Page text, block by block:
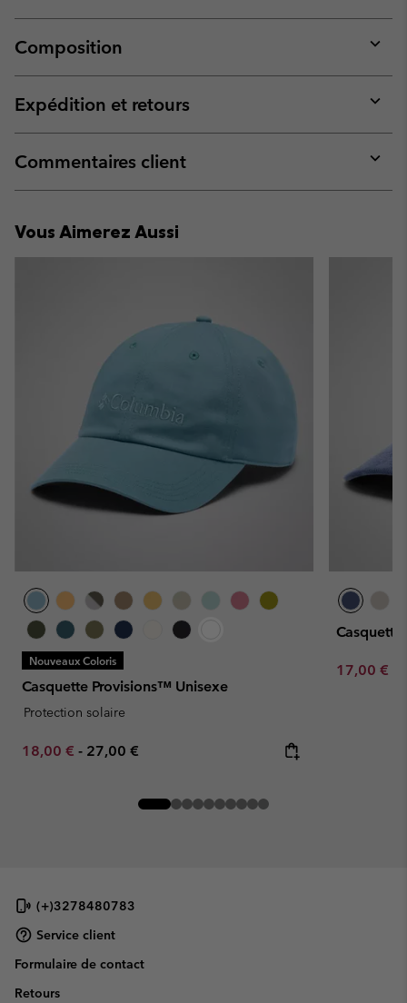
Composition
or
Expédition et retours
or
Commentaires client
or
Vous Aimerez Aussi
Nouveaux Coloris
Casquette Provisions™ Unisexe
Protection solaire
Minimum sale price:
18,00 € - Maximum price:
27,00 €
Minimum
17,00 €
(+)3278480783
Service client
Formulaire de contact
Retours